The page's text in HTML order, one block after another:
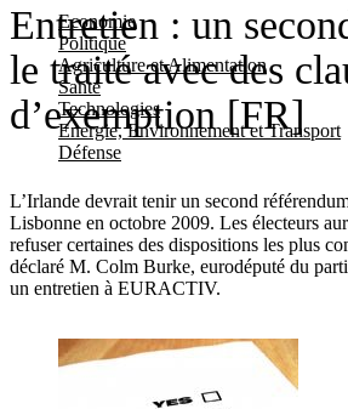
Economie
Politique
Agriculture et Alimentation
Santé
Technologies
Energie, Environnement et Transport
Défense
Entretien : un
le traité avec des
d’exemption [FR]
L’Irlande devrait tenir un second
Lisbonne en octobre 2009. Les électeurs
refuser certaines des dispositions les plus
déclaré M. Colm Burke, eurodéputé du
un entretien à EURACTIV.